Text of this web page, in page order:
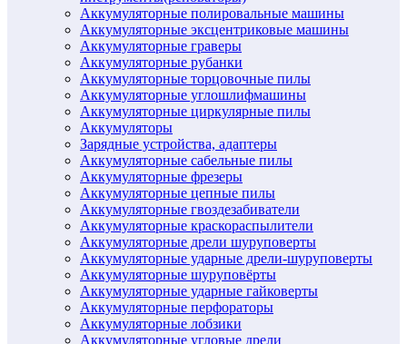
Аккумуляторные полировальные машины
Аккумуляторные эксцентриковые машины
Аккумуляторные граверы
Аккумуляторные рубанки
Аккумуляторные торцовочные пилы
Аккумуляторные углошлифмашины
Аккумуляторные циркулярные пилы
Аккумуляторы
Зарядные устройства, адаптеры
Аккумуляторные сабельные пилы
Аккумуляторные фрезеры
Аккумуляторные цепные пилы
Аккумуляторные гвоздезабиватели
Аккумуляторные краскораспылители
Аккумуляторные дрели шуруповерты
Аккумуляторные ударные дрели-шуруповерты
Аккумуляторные шуруповёрты
Аккумуляторные ударные гайковерты
Аккумуляторные перфораторы
Аккумуляторные лобзики
Аккумуляторные угловые дрели